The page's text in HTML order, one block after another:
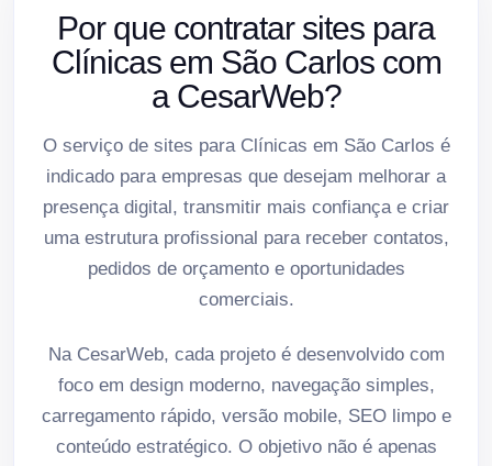
Por que contratar sites para
Clínicas em São Carlos com
a CesarWeb?
O serviço de sites para Clínicas em São Carlos é
indicado para empresas que desejam melhorar a
presença digital, transmitir mais confiança e criar
uma estrutura profissional para receber contatos,
pedidos de orçamento e oportunidades
comerciais.
Na CesarWeb, cada projeto é desenvolvido com
foco em design moderno, navegação simples,
carregamento rápido, versão mobile, SEO limpo e
conteúdo estratégico. O objetivo não é apenas